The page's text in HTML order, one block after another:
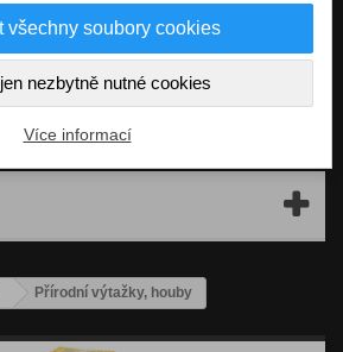
Přírodní výtažky, houby
všechny soubory cookies
nezbytně nutné cookies
Více informací